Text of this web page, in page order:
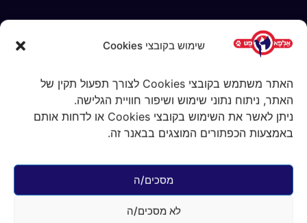
שימוש בקובצי Cookies
האתר משתמש בקובצי Cookies לצורך תפעול תקין של
האתר, ניתוח נתוני שימוש ושיפור חוויית הגלישה.
ניתן לאשר את השימוש בקובצי Cookies או לדחות אותם
באמצעות הכפתורים המוצגים בבאנר זה.
מסכים/ה
לא מסכים/ה
הילס ZD לחתול 6
ק"ג 1 יחידות